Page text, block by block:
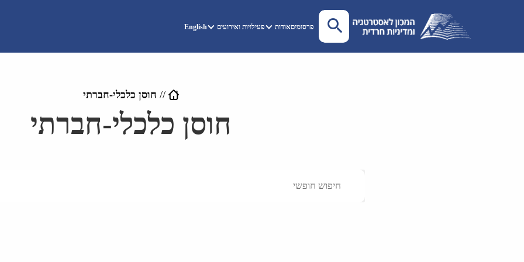
פרסומיםאודות פעילויות ואירועים English
// חוסן כלכלי-חברתי
חוסן כלכלי-חברתי